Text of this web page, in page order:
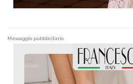
Messaggio pubblicitario